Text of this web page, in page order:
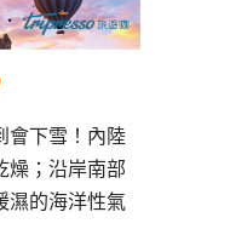
會下雪！內陸
燥；沿岸南部
濕的海洋性氣